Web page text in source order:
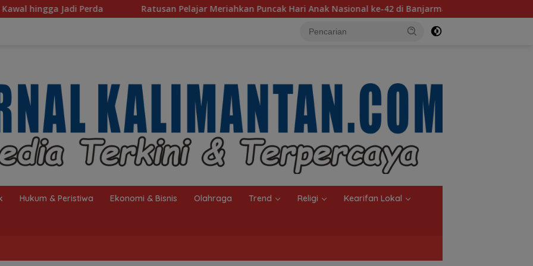
Ratusan Pelajar Meriahkan Puncak Hari Anak Nasional ke-42 di Banjarmasin, Wali Kota Ajak Wujudkan Generasi Emas
Hukum & Peristiwa Ekonomi & Bisnis Olahraga Trend Religi Kearifan Lokal